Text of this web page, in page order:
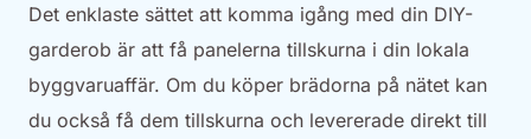
Det enklaste sättet att komma igång med din DIY-
garderob är att få panelerna tillskurna i din lokala
byggvaruaffär. Om du köper brädorna på nätet kan
du också få dem tillskurna och levererade direkt till